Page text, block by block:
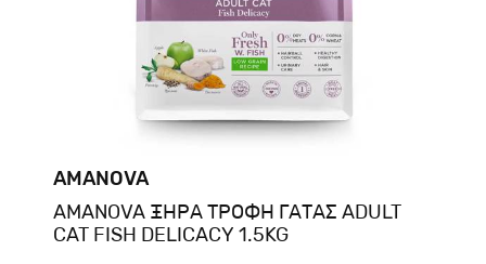
AMANOVA
AMANOVA ΞΗΡΑ ΤΡΟΦΗ ΓΑΤΑΣ ADULT
CAT FISH DELICACY 1.5KG